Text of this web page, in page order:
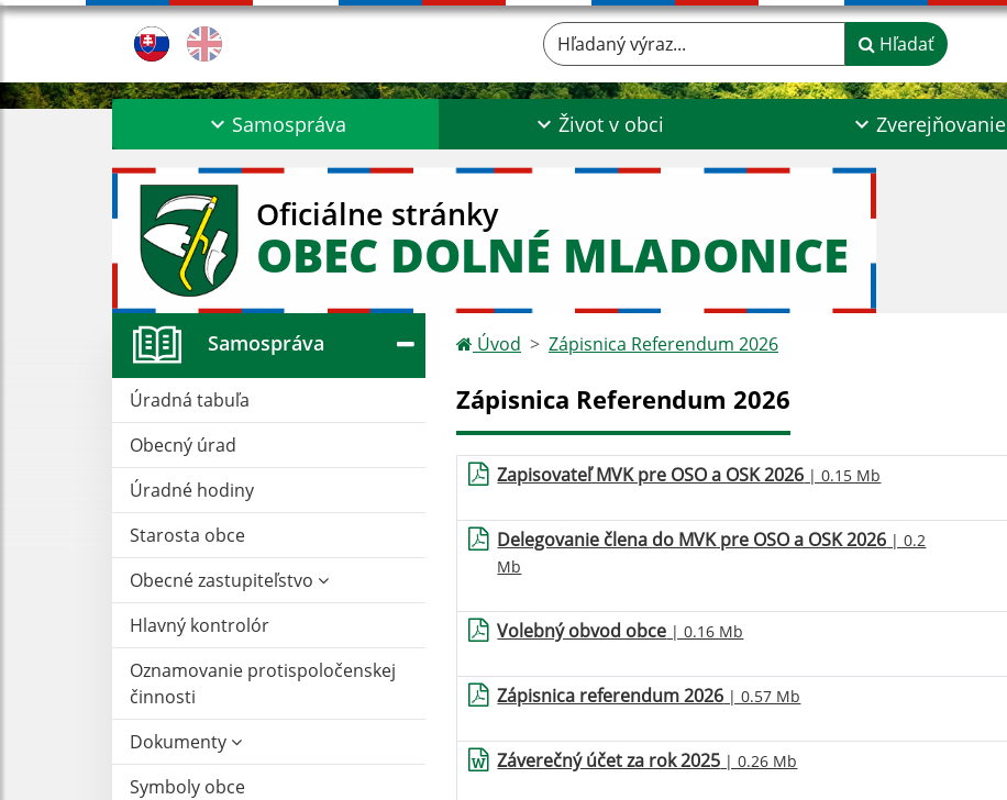
Hľadaný výraz... Hľadať
Samospráva Život v obci Zverejňovanie
Oficiálne stránky
OBEC DOLNÉ MLADONICE
Samospráva
Úradná tabuľa
Obecný úrad
Úradné hodiny
Starosta obce
Obecné zastupiteľstvo
Hlavný kontrolór
Oznamovanie protispoločenskej
činnosti
Dokumenty
Symboly obce
Úvod Zápisnica Referendum 2026
Zápisnica Referendum 2026
Zapisovateľ MVK pre OSO a OSK 2026 | 0.15 Mb
Delegovanie člena do MVK pre OSO a OSK 2026 | 0.2
Mb
Volebný obvod obce | 0.16 Mb
Zápisnica referendum 2026 | 0.57 Mb
Záverečný účet za rok 2025 | 0.26 Mb